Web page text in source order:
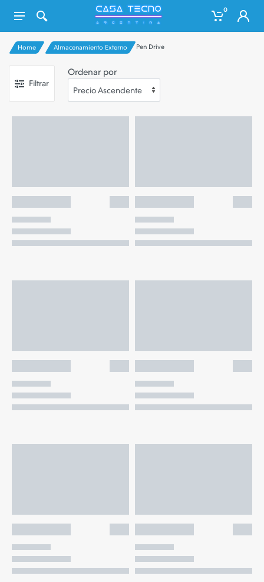
0
Home Almacenamiento Externo Pen Drive
Filtrar
Ordenar por